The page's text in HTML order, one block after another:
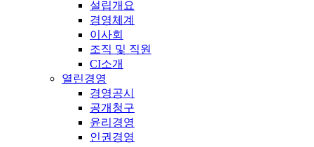
설립개요
경영체계
이사회
조직 및 직원
CI소개
열린경영
경영공시
공개청구
윤리경영
인권경영